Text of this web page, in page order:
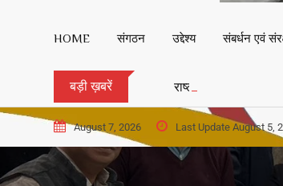
HOME संगठन उद्देश्य संबर्धन एवं
बड़ी ख़बरें राष्ट्रकवि ‘दिनकर’ जी
August 7, 2026 Last Update August 5,